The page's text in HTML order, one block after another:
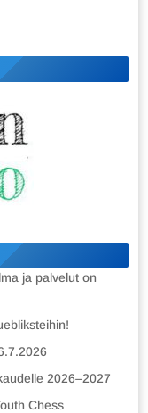
ja palvelut on
2026–2027
Chess